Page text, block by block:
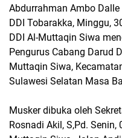
Abdurrahman Ambo
DDI Tobarakka, Minggu,
DDI Al-Muttaqin Siwa
Pengurus Cabang Darud
Muttaqin Siwa,
Sulawesi Selatan Masa
Musker dibuka oleh
Rosnadi Akil, S,Pd.